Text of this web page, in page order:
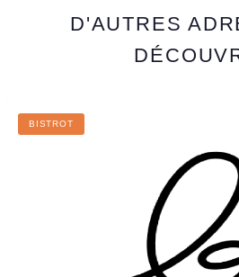
D'AUTRES
BISTROT